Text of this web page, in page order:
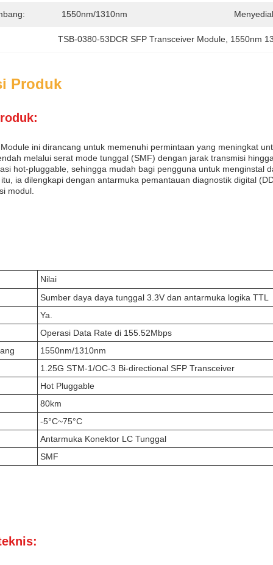
1550nm/1310nm
TSB-0380-53DCR SFP Transceiver Module 1550nm
Produk
ini dirancang untuk memenuhi permintaan yang meningkat
melalui serat mode tunggal (SMF) dengan jarak transmisi
hot-pluggable, sehingga mudah bagi pengguna untuk menginstal
ia dilengkapi dengan antarmuka pemantauan diagnostik digital
modul.
Nilai
Sumber daya daya tunggal 3.3V dan antarmuka logika TTL
Ya.
Operasi Data Rate di 155.52Mbps
1550nm/1310nm
1.25G STM-1/OC-3 Bi-directional SFP Transceiver
Hot Pluggable
80km
-5°C~75°C
Antarmuka Konektor LC Tunggal
SMF